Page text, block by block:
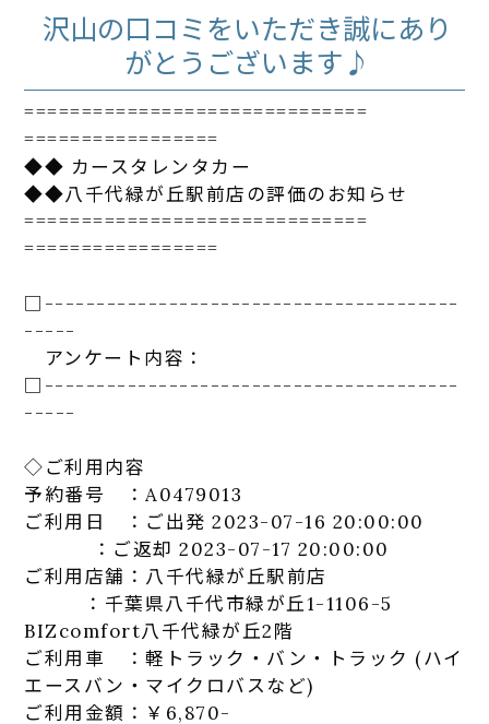
沢山の口コミをいただき誠にあり
がとうございます♪
==============================
=================
◆◆ カー スタ レンタカ ー
◆◆八千代緑が丘駅前店の評価のお知らせ
==============================
=================
□----------------------------------------
-----
アンケート 内容：
□----------------------------------------
-----
◇ご利用内容
予約番号 ：A0479013
ご利用日 ：ご出発 2023-07-16 20:00:00
：ご返却 2023-07-17 20:00:00
ご利用店舗：八千代緑が丘駅前店
：千葉県八千代市緑が丘1-1106-5
BIZcomfort八千代緑が丘2階
ご利用車 ：軽トラック・バン・トラック (ハイ
エースバン・マイクロバスなど)
ご利用金額：￥6,870-